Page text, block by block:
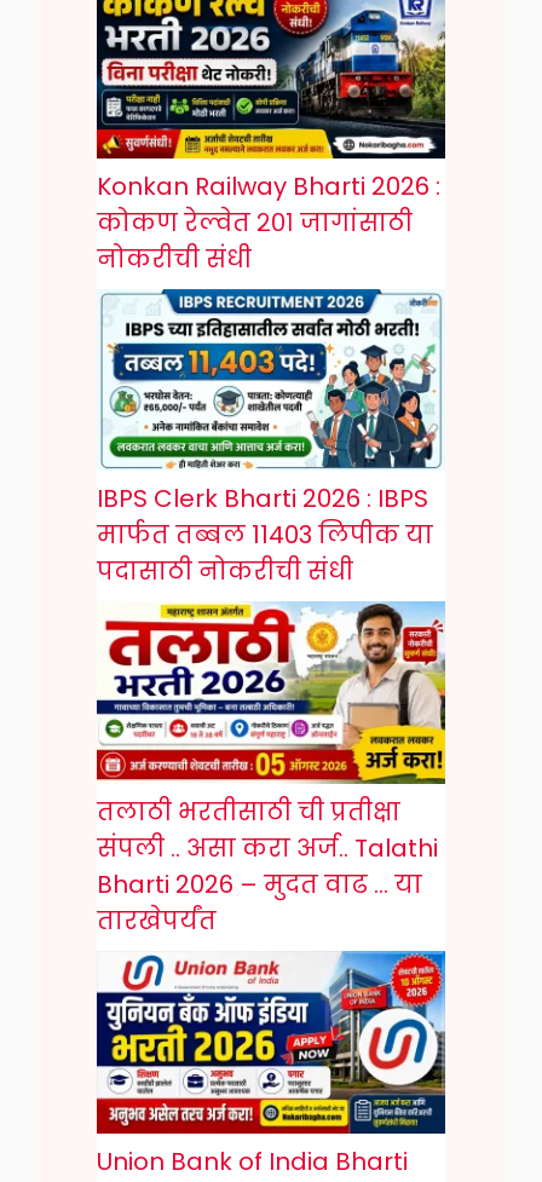
Konkan Railway Bharti 2026 :
कोकण रेल्वेत २०१ जागांसाठी
नोकरीची संधी
IBPS Clerk Bharti 2026 : IBPS
मार्फत तब्बल 11403 लिपीक या
पदासाठी नोकरीची संधी
तलाठी भरतीसाठी ची प्रतीक्षा
संपली .. असा करा अर्ज.. Talathi
Bharti 2026 – मुदत वाढ … या
तारखेपर्यंत
Union Bank of India Bharti